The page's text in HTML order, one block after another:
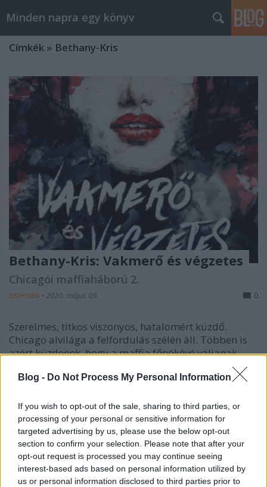
Blog - Do Not Process My Personal Information
If you wish to opt-out of the sale, sharing to third parties, or
processing of your personal or sensitive information for
targeted advertising by us, please use the below opt-out
section to confirm your selection. Please note that after your
opt-out request is processed you may continue seeing
interest-based ads based on personal information utilized by
us or personal information disclosed to third parties prior to
Minden napra egy könyv
Címkék » Bethany-Kris
Bethany-Kris: Vakmerő és végzetes
Chicagói maffiaháború 2.
BBerni86 • 2020. május 09. 0
Szerelmes, titkos viszonyos, hatalomért küzdő.
Chicago alvilága a felfordulás szélén áll. Többen is
azért küzdenek, hogy a maffia főnökévé váljanak.
feleségeik és lányaik nem többek, mint sakkfigurák,
A…